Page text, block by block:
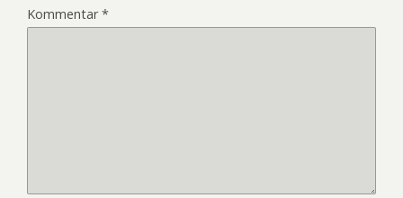
Kommentar*